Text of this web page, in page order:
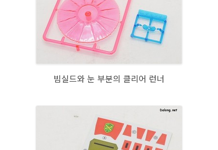
빔실드와 눈 부분의 클리어 런너